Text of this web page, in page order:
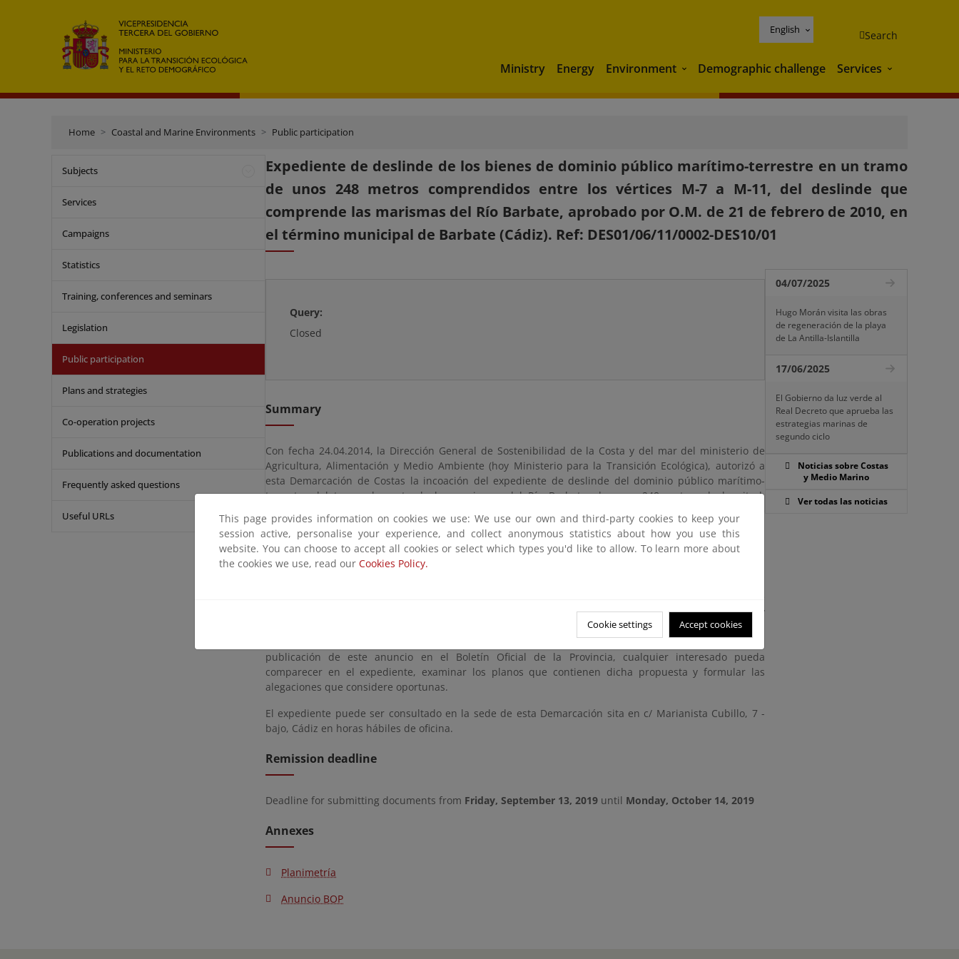
English Search
Ministry Energy Environment Environment
Demographic challenge Services Services
Home Coastal and Marine Environments Public participation
Subjects
Services
Campaigns
Statistics
Training, conferences and seminars
Legislation
Public participation
Plans and strategies
Co-operation projects
Publications and documentation
Frequently asked questions
Useful URLs
Expediente de deslinde de los bienes de dominio público marítimo-terrestre en un tramo
de unos 248 metros comprendidos entre los vértices M-7 a M-11, del deslinde que
comprende las marismas del Río Barbate, aprobado por O.M. de 21 de febrero de 2010, en
el término municipal de Barbate (Cádiz). Ref: DES01/06/11/0002-DES10/01
Query:
Closed
Summary
Con fecha 24.04.2014, la Dirección General de Sostenibilidad de la Costa y del mar del ministerio de
Agricultura, Alimentación y Medio Ambiente (hoy Ministerio para la Transición Ecológica), autorizó a
esta Demarcación de Costas la incoación del expediente de deslinde del dominio público marítimo-
terrestre del tramo de costa de las marismas del Río Barbate, de unos 248 metros de longitud,
2010, en el término municipal de Barbate (Cádiz), en ejecución de Sentencia de la Audiencia Nacional
de fecha 18 de abril de 2013, declarada firme posteriormente, estimatoria del recurso contencioso-
administrativo nº 416/2010, conservando los actos y trámites efectuados desde el inicio hasta la
remisión del proyecto de deslinde, ambos inclusive.
aprueba el Reglamento General de Costas, esta Demarcación de Costas incoa expediente de deslinde y
hace pública la delimitación provisional de la zona de dominio público marítimo-terrestre y de las
servidumbres de tránsito y protección, con el fin de que en el plazo de UN MES contado a partir de la
publicación de este anuncio en el Boletín Oficial de la Provincia, cualquier interesado pueda
comparecer en el expediente, examinar los planos que contienen dicha propuesta y formular las
alegaciones que considere oportunas.
El expediente puede ser consultado en la sede de esta Demarcación sita en c/ Marianista Cubillo, 7 -
bajo, Cádiz en horas hábiles de oficina.
Remission deadline
Deadline for submitting documents from Friday, September 13, 2019 until Monday, October 14, 2019
Annexes
Planimetría
Anuncio BOP
04/07/2025
Hugo Morán visita las obras
de regeneración de la playa
de La Antilla-Islantilla
17/06/2025
El Gobierno da luz verde al
Real Decreto que aprueba las
estrategias marinas de
segundo ciclo
Noticias sobre Costas
y Medio Marino
Ver todas las noticias
This page provides information on cookies we use: We use our own and third-party cookies to keep your
session active, personalise your experience, and collect anonymous statistics about how you use this
website. You can choose to accept all cookies or select which types you'd like to allow. To learn more about
the cookies we use, read our Cookies Policy.
Cookie settings Accept cookies